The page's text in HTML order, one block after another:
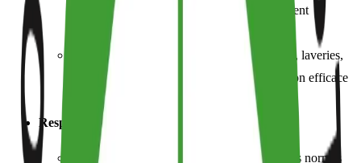
génétiquement modifiés (OGM) est strictement
interdite.
Les unités de traitement humide (teintureries, laveries,
etc.) doivent disposer d'une station d'épuration efficace
pour le traitement de leurs eaux usées.
Responsabilité Sociale :
Les conditions de travail doivent respecter les normes